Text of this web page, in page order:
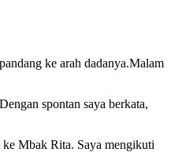
ke arah dadanya.Malam
spontan saya berkata,
ke Mbak Rita. Saya mengikuti